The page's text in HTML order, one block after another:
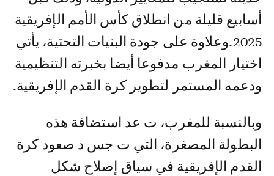
أسابيع قليلة من انطلاق كأس الأمم الإفريقية
2025.وعلاوة على جودة البنيات التحتية، يأتي
اختيار المغرب مدفوعا أيضا بخبرته التنظيمية
ودعمه المستمر لتطوير كرة القدم الإفريقية.
وبالنسبة للمغرب، ت عد استضافة هذه
البطولة المصغرة، التي ت جس د صعود كرة
القدم الإفريقية في سياق إصلاح شكل